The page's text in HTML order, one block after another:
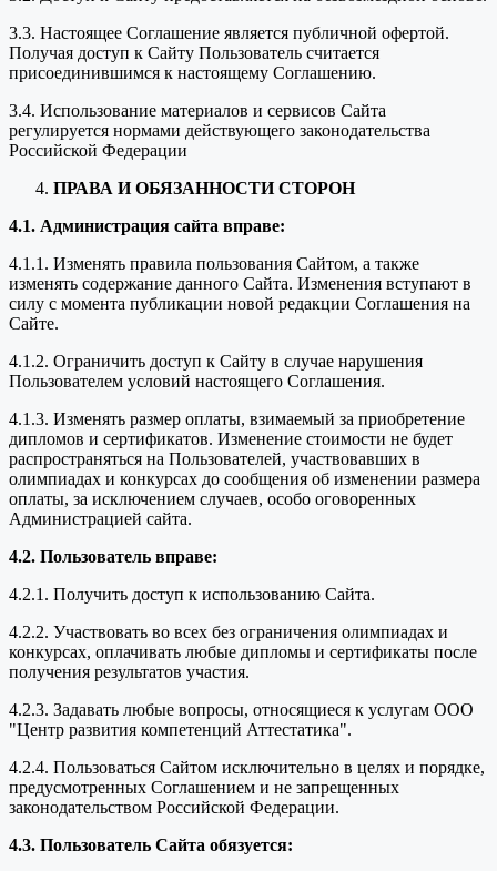
3.3. Настоящее Соглашение является публичной офертой.
Получая доступ к Сайту Пользователь считается
присоединившимся к настоящему Соглашению.
3.4. Использование материалов и сервисов Сайта
регулируется нормами действующего законодательства
Российской Федерации
ПРАВА И ОБЯЗАННОСТИ СТОРОН
4.1. Администрация сайта вправе:
4.1.1. Изменять правила пользования Сайтом, а также
изменять содержание данного Сайта. Изменения вступают в
силу с момента публикации новой редакции Соглашения на
Сайте.
4.1.2. Ограничить доступ к Сайту в случае нарушения
Пользователем условий настоящего Соглашения.
4.1.3. Изменять размер оплаты, взимаемый за приобретение
дипломов и сертификатов. Изменение стоимости не будет
распространяться на Пользователей, участвовавших в
олимпиадах и конкурсах до сообщения об изменении размера
оплаты, за исключением случаев, особо оговоренных
Администрацией сайта.
4.2. Пользователь вправе:
4.2.1. Получить доступ к использованию Сайта.
4.2.2. Участвовать во всех без ограничения олимпиадах и
конкурсах, оплачивать любые дипломы и сертификаты после
получения результатов участия.
4.2.3. Задавать любые вопросы, относящиеся к услугам ООО
"Центр развития компетенций Аттестатика".
4.2.4. Пользоваться Сайтом исключительно в целях и порядке,
предусмотренных Соглашением и не запрещенных
законодательством Российской Федерации.
4.3. Пользователь Сайта обязуется: